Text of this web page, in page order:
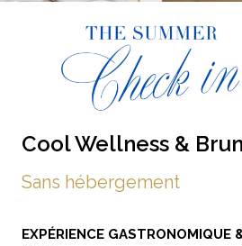
Cool Wellness &
Sans hébergement
EXPÉRIENCE GASTRONOMIQUE